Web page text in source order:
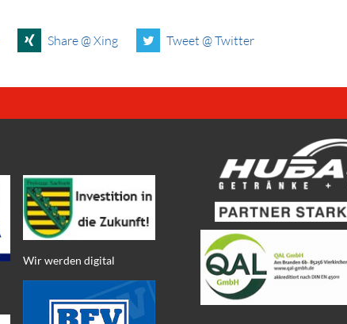
Share @ Xing Tweet @ Twitter
Wir werden digital